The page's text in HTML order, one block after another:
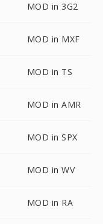
MOD in 3G2
MOD in MXF
MOD in TS
MOD in AMR
MOD in SPX
MOD in WV
MOD in RA